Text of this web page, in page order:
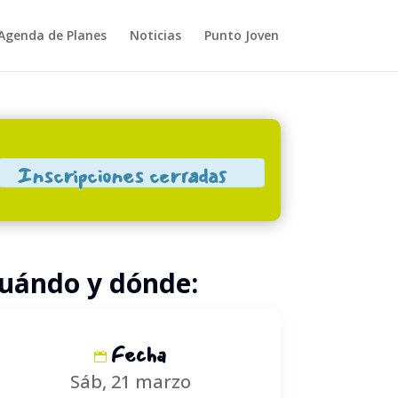
de Planes Noticias Punto Joven
Inscripciones cerradas
y dónde:
Fecha
Sáb, 21 marzo